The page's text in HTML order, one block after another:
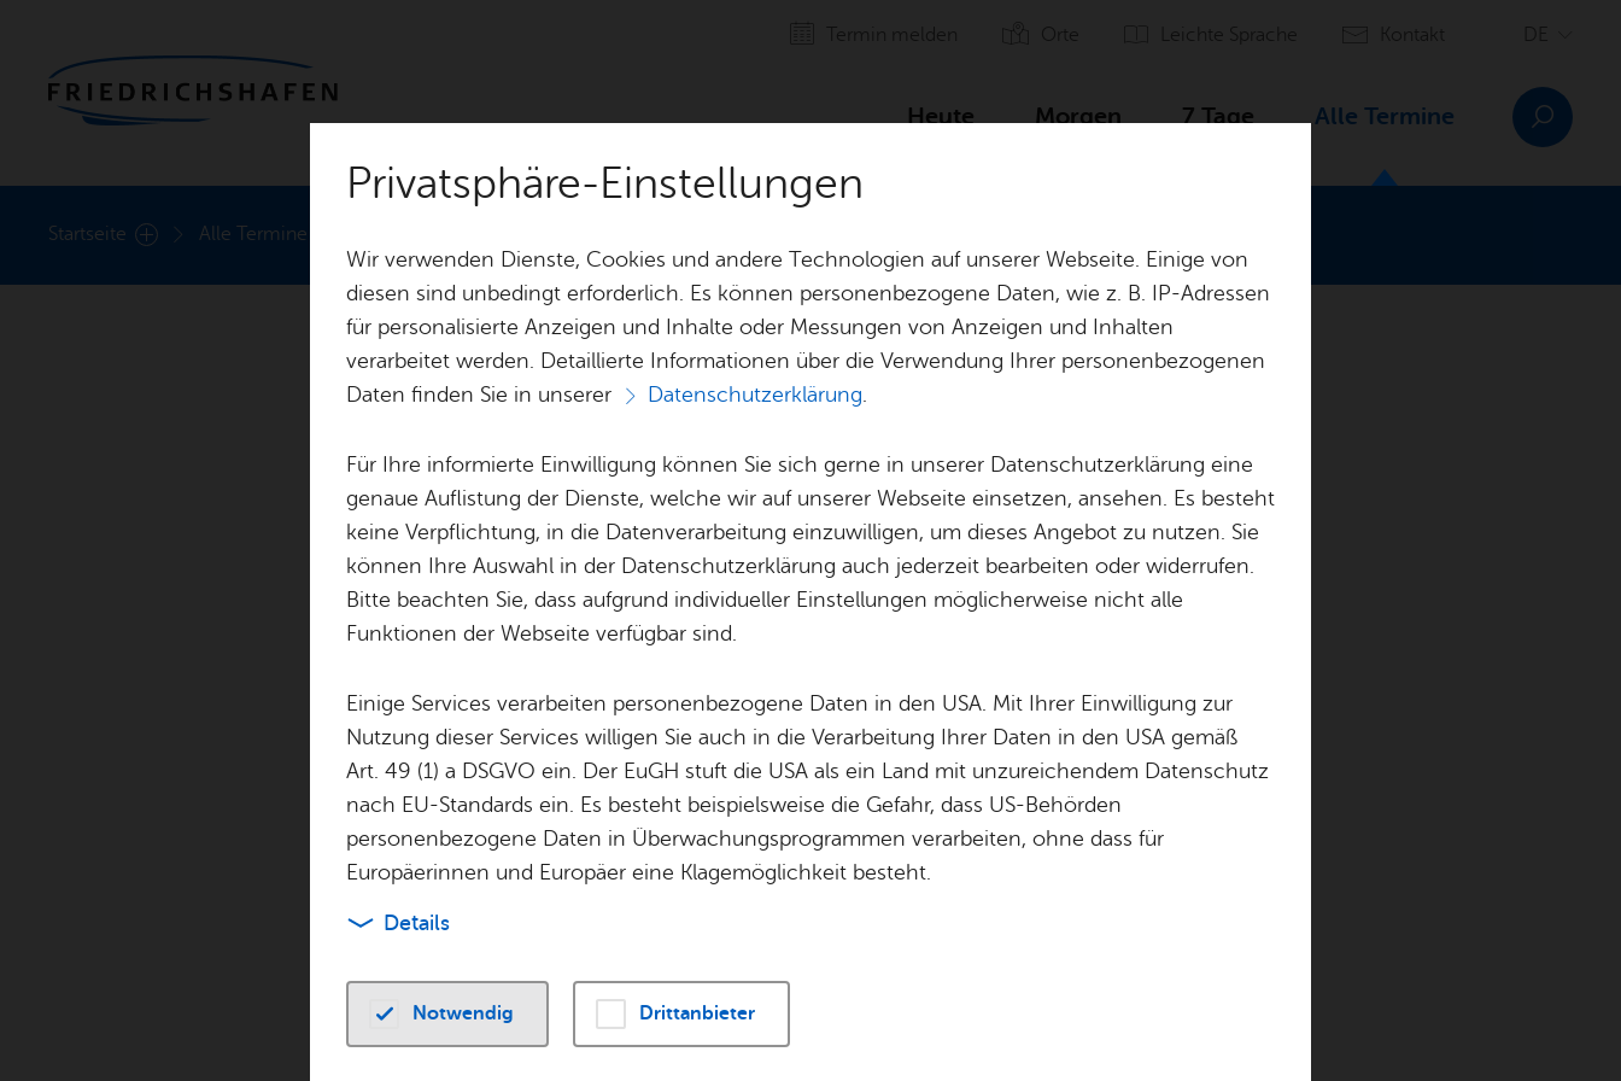
Ter­min mel­den Orte Leich­te Spra­che Kon­takt
Heute Mor­gen 7 Tage Alle Ter­mi­ne
Heute
Start­sei­te Alle Ter­mi­ne
Mi­cha­el Fleck Blick­fang
Alle Ver­an­stal­tun­gen die­ses Ver­an­stal­ters
Mi­cha­el Fleck Blick­fang
Wil­helm-Volz-Str. 19
74564Crails­heim
Tel. +49 7951 468020
blick­fang@­‍­web.­‍­de
Rou­ten­pla­ner star­ten
Alle Standorte anzeigen
Zu­rück zur Ver­an­stal­tung
Privatsphäre-Einstellungen
Wir verwenden Dienste, Cookies und andere Technologien auf unserer Webseite. Einige von
diesen sind unbedingt erforderlich. Es können personenbezogene Daten, wie z. B. IP-Adressen
für personalisierte Anzeigen und Inhalte oder Messungen von Anzeigen und Inhalten
verarbeitet werden. Detaillierte Informationen über die Verwendung Ihrer personenbezogenen
Daten finden Sie in unserer
Datenschutzerklärung.
Für Ihre informierte Einwilligung können Sie sich gerne in unserer Datenschutzerklärung eine
genaue Auflistung der Dienste, welche wir auf unserer Webseite einsetzen, ansehen. Es besteht
keine Verpflichtung, in die Datenverarbeitung einzuwilligen, um dieses Angebot zu nutzen. Sie
können Ihre Auswahl in der Datenschutzerklärung auch jederzeit bearbeiten oder widerrufen.
Bitte beachten Sie, dass aufgrund individueller Einstellungen möglicherweise nicht alle
Funktionen der Webseite verfügbar sind.
Einige Services verarbeiten personenbezogene Daten in den USA. Mit Ihrer Einwilligung zur
Nutzung dieser Services willigen Sie auch in die Verarbeitung Ihrer Daten in den USA gemäß
Art. 49 (1) a DSGVO ein. Der EuGH stuft die USA als ein Land mit unzureichendem Datenschutz
nach EU-Standards ein. Es besteht beispielsweise die Gefahr, dass US-Behörden
personenbezogene Daten in Überwachungsprogrammen verarbeiten, ohne dass für
Europäerinnen und Europäer eine Klagemöglichkeit besteht.
Details
Notwendig Drittanbieter